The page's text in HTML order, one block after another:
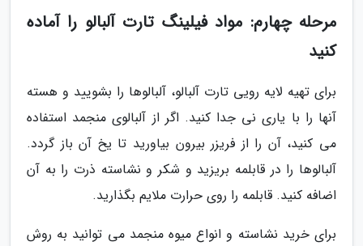
مرحله چهارم: مواد فیلینگ تارت آلبالو را آماده
کنید
برای تهیه لایه رویی تارت آلبالو، آلبالوها را بشویید و هسته
آنها را با یاری نی جدا کنید. اگر از آلبالوی منجمد استفاده
می کنید، آن را از فریزر بیرون بیاورید تا یخ آن باز گردد.
آلبالوها را در قابلمه بریزید و شکر و نشاسته ذرت را به آن
اضافه کنید. قابلمه را روی حرارت ملایم بگذارید.
برای خرید نشاسته و انواع میوه منجمد می توانید به روش